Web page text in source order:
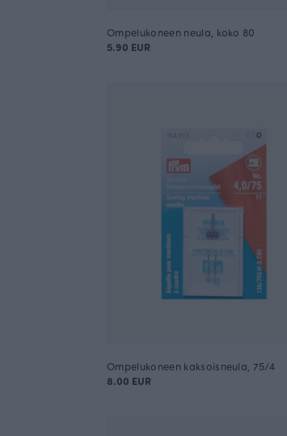
Ompelukoneen neula, koko 80
5.90 EUR
Ompelukoneen kaksoisneula, 75/4
8.00 EUR